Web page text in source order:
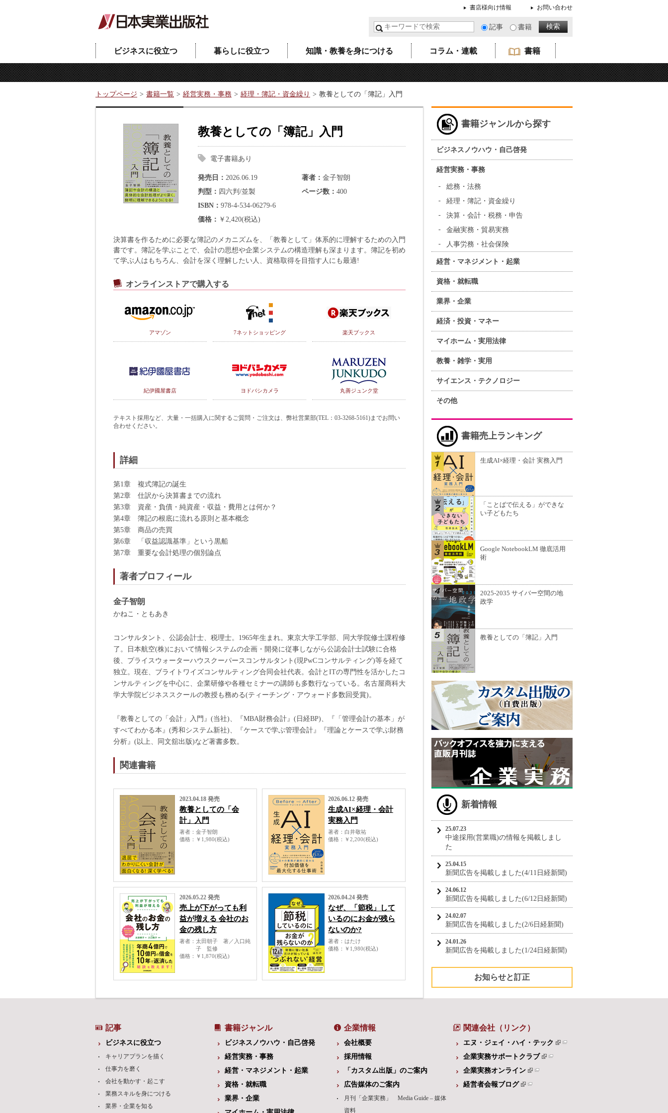
書店様向け情報 お問い合わせ
記事 書籍
ビジネスに役立つ 暮らしに役立つ 知識・教養を身につける コラム・連載 書籍
トップページ 書籍一覧 経営実務・事務 経理・簿記・資金繰り 教養としての「簿記」入門
教養としての「簿記」入門
電子書籍あり
発売日 2026.06.19 著者
金子智朗
判型
四六判/並製 ページ数
400
ISBN
978-4-534-06279-6
価格
￥2,420(税込)
決算書を作るために必要な簿記のメカニズムを、「教養として」体系的に理解するための入門
書です。簿記を学ぶことで、会計の思想や企業システムの構造理解も深まります。簿記を初め
て学ぶ人はもちろん、会計を深く理解したい人、資格取得を目指す人にも最適!
オンラインストアで購入する
アマゾン 7ネットショッピング 楽天ブックス
紀伊國屋書店 ヨドバシカメラ 丸善ジュンク堂
テキスト採用など、大量・一括購入に関するご質問・ご注文は、弊社営業部(TEL：03-3268-5161)までお問い
合わせください。
詳細
第1章 複式簿記の誕生
第2章 仕訳から決算書までの流れ
第3章 資産・負債・純資産・収益・費用とは何か？
第4章 簿記の根底に流れる原則と基本概念
第5章 商品の売買
第6章 「収益認識基準」という黒船
第7章 重要な会計処理の個別論点
著者プロフィール
金子智朗
かねこ・ともあき
コンサルタント、公認会計士、税理士。1965年生まれ。東京大学工学部、同大学院修士課程修
了。日本航空(株)において情報システムの企画・開発に従事しながら公認会計士試験に合格
後、プライスウォーターハウスクーパースコンサルタント(現PwCコンサルティング)等を経て
独立。現在、ブライトワイズコンサルティング合同会社代表。会計とITの専門性を活かしたコ
ンサルティングを中心に、企業研修や各種セミナーの講師も多数行なっている。名古屋商科大
学大学院ビジネススクールの教授も務める(ティーチング・アウォード多数回受賞)。
『教養としての「会計」入門』(当社)、『MBA財務会計』(日経BP)、『「管理会計の基本」が
すべてわかる本』(秀和システム新社)、『ケースで学ぶ管理会計』『理論とケースで学ぶ財務
分析』(以上、同文舘出版)など著書多数。
関連書籍
2023.04.18 発売
教養としての「会
計」入門
著者
金子智朗
価格
￥1,980(税込)
2026.06.12 発売
生成AI×経理・会計
実務入門
著者
白井敬祐
価格
￥2,200(税込)
2026.05.22 発売
売上が下がっても利
益が増える 会社のお
金の残し方
著者
太田朝子 著／入口純
子 監修
価格
￥1,870(税込)
2026.04.24 発売
なぜ、「節税」して
いるのにお金が残ら
ないのか?
著者
はたけ
価格
￥1,980(税込)
書籍ジャンルから探す
ビジネスノウハウ・自己啓発
経営実務・事務
総務・法務
経理・簿記・資金繰り
決算・会計・税務・申告
金融実務・貿易実務
人事労務・社会保険
経営・マネジメント・起業
資格・就転職
業界・企業
経済・投資・マネー
マイホーム・実用法律
教養・雑学・実用
サイエンス・テクノロジー
その他
書籍売上ランキング
生成AI×経理・会計 実務入門
「ことばで伝える」ができな
い子どもたち
Google NotebookLM 徹底活用
術
2025-2035 サイバー空間の地
政学
教養としての「簿記」入門
新着情報
25.07.23
中途採用(営業職)の情報を掲載しまし
た
25.04.15
新聞広告を掲載しました(4/11日経新聞)
24.06.12
新聞広告を掲載しました(6/12日経新聞)
24.02.07
新聞広告を掲載しました(2/6日経新聞)
24.01.26
新聞広告を掲載しました(1/24日経新聞)
お知らせと訂正
記事
ビジネスに役立つ
キャリアプランを描く
仕事力を磨く
会社を動かす・起こす
業務スキルを身につける
業界・企業を知る
書籍ジャンル
ビジネスノウハウ・自己啓発
経営実務・事務
経営・マネジメント・起業
資格・就転職
業界・企業
企業情報
会社概要
採用情報
「カスタム出版」のご案内
広告媒体のご案内
月刊「企業実務」 Media Guide – 媒体
資料
関連会社（リンク）
エヌ・ジェイ・ハイ・テック
企業実務サポートクラブ
企業実務オンライン
経営者会報ブログ